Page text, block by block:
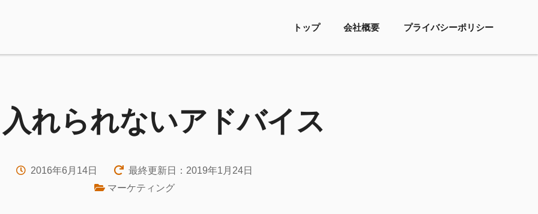
トップ 会社概要 プライバシーポリシー
れられないアドバイス
2016年6月14日
最終更新日：2019年1月24日
マーケティング